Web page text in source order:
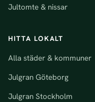
Jultomte & nissar
HITTA LOKALT
Alla städer & kommuner
Julgran Göteborg
Julgran Stockholm